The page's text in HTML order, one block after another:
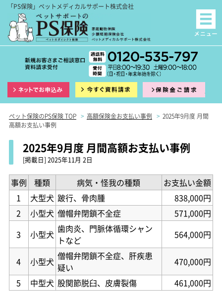
「PS保険」ペットメディカルサポート株式会社
インターネット申込 資料請求
ペット保険のPS保険 TOP > 高額保険金お支払い事例 > 2025年9月度 月間
高額お支払い事例
2025年9月度 月間高額お支払い事例
[掲載日] 2025年11月 2日
事例 種類 病気・怪我の種類
お支払い金額
1
大型犬 跛行、骨肉腫
838,000円
2
小型犬 僧帽弁閉鎖不全症
571,000円
3
小型犬 歯肉炎、門脈体循環シャン
トなど
564,000円
4 小型犬 僧帽弁閉鎖不全症、肝疾患
疑い
470,000円
5
中型犬 股関節脱臼、皮膚裂傷 461,000円